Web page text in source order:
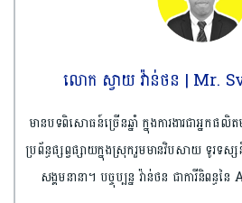
លោក ស្វាយ វ៉ាន់ថន | Mr.
មានបទពិសោធន៍ច្រើនឆ្នាំ ក្នុងការងារជាអ្នកផ
ប្រព័ន្ធផ្សព្វផ្សាយក្នុងស្រុករួមមានវិបសាយ ទូរទ
សង្គមនានា។ បច្ចុប្បន្ន វ៉ាន់ថន ជាការីនិព